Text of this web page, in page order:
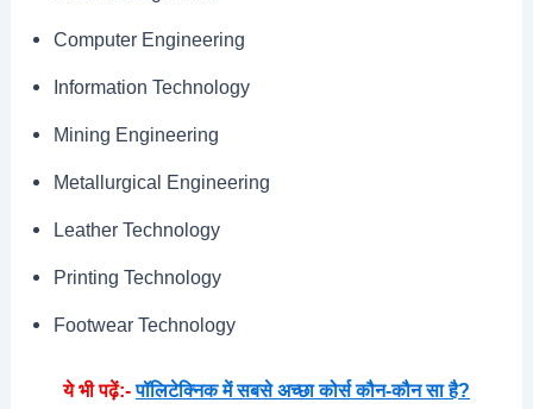
Computer Engineering
Information Technology
Mining Engineering
Metallurgical Engineering
Leather Technology
Printing Technology
Footwear Technology
ये भी पढ़ें:-पॉलिटेक्निक में सबसे अच्छा कोर्स कौन-कौन सा है?